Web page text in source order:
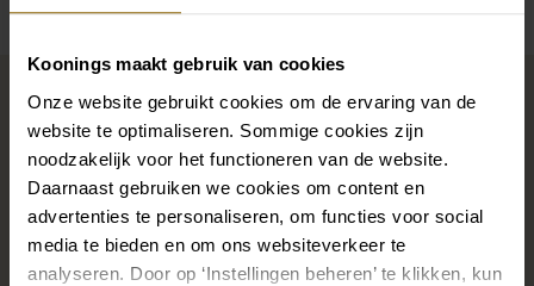
Koonings maakt gebruik van cookies
Onze website gebruikt cookies om de ervaring van de
website te optimaliseren. Sommige cookies zijn
noodzakelijk voor het functioneren van de website.
Daarnaast gebruiken we cookies om content en
advertenties te personaliseren, om functies voor social
media te bieden en om ons websiteverkeer te
analyseren. Door op ‘Instellingen beheren’ te klikken, kun
Complétez votre look de
mariée
Des chaussures de mariage parfaites sous votre robe
de mariée, mais aussi des colliers, des bracelets et des
boucles d'oreilles assortis à votre robe de mariée ou